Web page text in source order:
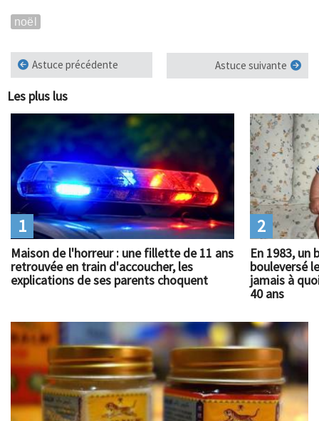
noël
Astuce précédente Astuce suivante
Les plus lus
Maison de l'horreur : une fillette de 11 ans
retrouvée en train d'accoucher, les
explications de ses parents choquent
1
En 1983, un
bouleversé
jamais à
40 ans
2